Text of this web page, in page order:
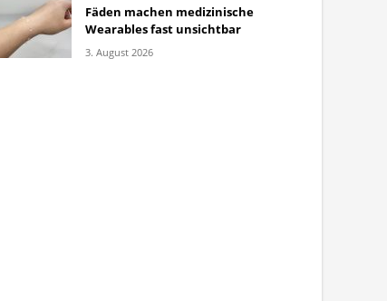
Fäden machen medizinische
Wearables fast unsichtbar
3. August 2026